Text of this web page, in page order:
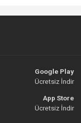
Google Play
Ücretsiz İndir
App Store
Ücretsiz İndir